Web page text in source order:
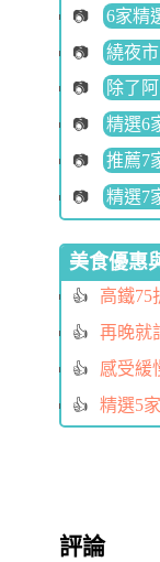
6家精
繞夜
除了
精選6
推薦7
精選7
美食優惠
高鐵75
再晚就
感受緩
精選5
評論